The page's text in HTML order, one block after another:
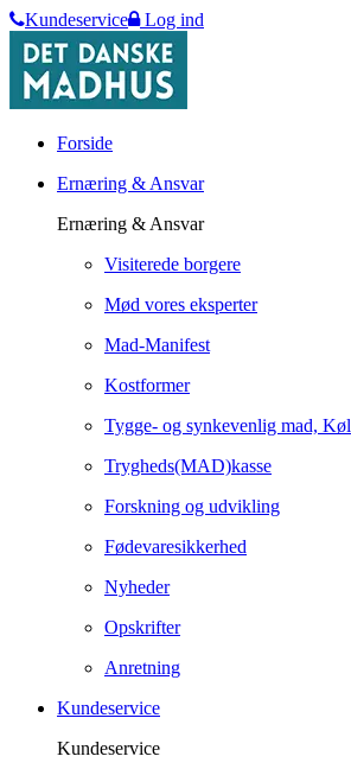
Kundeservice Log ind
Forside
Ernæring & Ansvar
Ernæring & Ansvar
Visiterede borgere
Mød vores eksperter
Mad-Manifest
Kostformer
Tygge- og synkevenlig mad, Køl
Trygheds(MAD)kasse
Forskning og udvikling
Fødevaresikkerhed
Nyheder
Opskrifter
Anretning
Kundeservice
Kundeservice